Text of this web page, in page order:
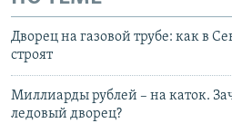
Дворец на газовой трубе: как в
строят
Миллиарды рублей – на каток.
ледовый дворец?